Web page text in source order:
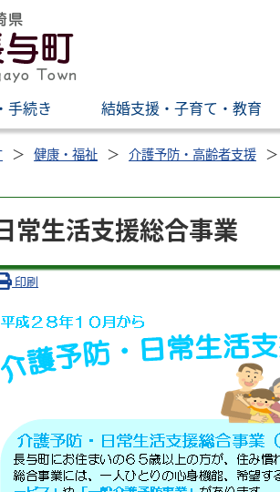
手続き 結婚支援・子育て・教育
健康・福祉 介護予防・高齢者支援
常生活支援総合事業
印刷